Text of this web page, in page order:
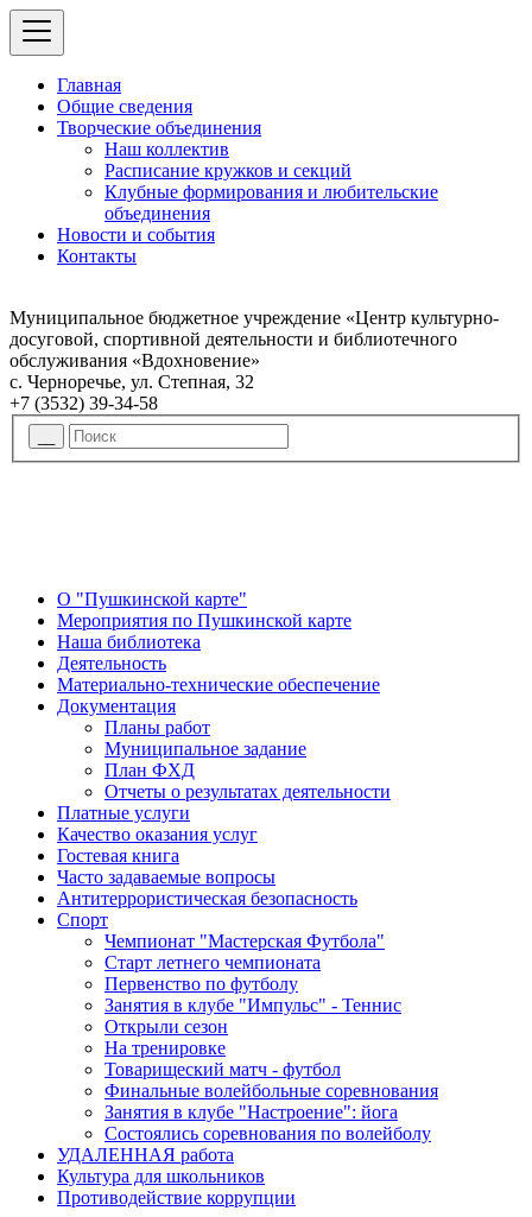
Главная
Общие сведения
Творческие объединения
Наш коллектив
Расписание кружков и секций
Клубные формирования и любительские
объединения
Новости и события
Контакты
Муниципальное бюджетное учреждение «Центр культурно-
досуговой, спортивной деятельности и библиотечного
обслуживания «Вдохновение»
с. Черноречье, ул. Степная, 32
+7 (3532) 39-34-58
О "Пушкинской карте"
Мероприятия по Пушкинской карте
Наша библиотека
Деятельность
Материально-технические обеспечение
Документация
Планы работ
Муниципальное задание
План ФХД
Отчеты о результатах деятельности
Платные услуги
Качество оказания услуг
Гостевая книга
Часто задаваемые вопросы
Антитеррористическая безопасность
Спорт
Чемпионат "Мастерская Футбола"
Старт летнего чемпионата
Первенство по футболу
Занятия в клубе "Импульс" - Теннис
Открыли сезон
На тренировке
Товарищеский матч - футбол
Финальные волейбольные соревнования
Занятия в клубе "Настроение": йога
Состоялись соревнования по волейболу
УДАЛЕННАЯ работа
Культура для школьников
Противодействие коррупции